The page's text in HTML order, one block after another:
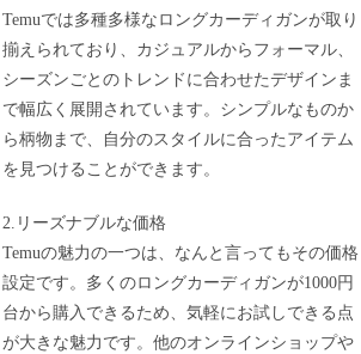
Temuでは多種多様なロングカーディガンが取り
揃えられており、カジュアルからフォーマル、
シーズンごとのトレンドに合わせたデザインま
で幅広く展開されています。シンプルなものか
ら柄物まで、自分のスタイルに合ったアイテム
を見つけることができます。
2.リーズナブルな価格
Temuの魅力の一つは、なんと言ってもその価格
設定です。多くのロングカーディガンが1000円
台から購入できるため、気軽にお試しできる点
が大きな魅力です。他のオンラインショップや